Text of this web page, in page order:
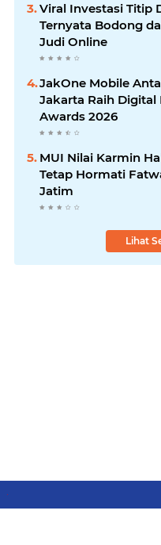
Viral Investasi Titip
Ternyata Bodong
Judi Online
JakOne Mobile
Jakarta Raih Digital
Awards 2026
MUI Nilai Karmin
Tetap Hormati
Jatim
Lihat